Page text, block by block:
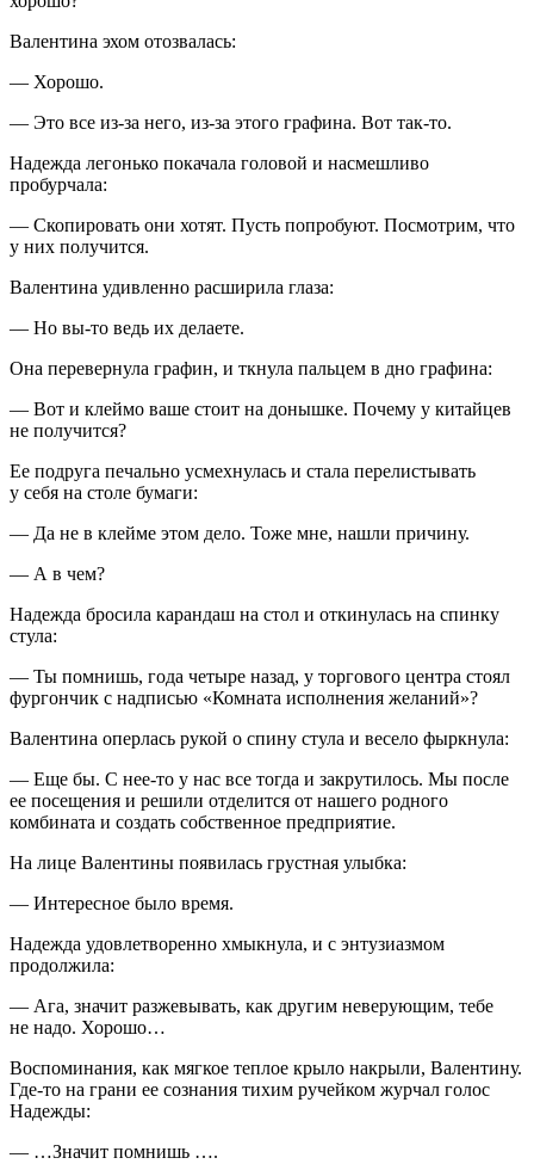
Валентина эхом отозвалась:
— Хорошо.
— Это все из-за него, из-за этого графина. Вот так-то.
Надежда легонько покачала головой и насмешливо
пробурчала:
— Скопировать они хотят. Пусть попробуют. Посмотрим, что
у них получится.
Валентина удивленно расширила глаза:
— Но вы-то ведь их делаете.
Она перевернула графин, и ткнула пальцем в дно графина:
— Вот и клеймо ваше стоит на донышке. Почему у китайцев
не получится?
Ее подруга печально усмехнулась и стала перелистывать
у себя на столе бумаги:
— Да не в клейме этом дело. Тоже мне, нашли причину.
— А в чем?
Надежда бросила карандаш на стол и откинулась на спинку
стула:
— Ты помнишь, года четыре назад, у торгового центра стоял
фургончик с надписью «Комната исполнения желаний»?
Валентина оперлась рукой о спину стула и весело фыркнула:
— Еще бы. С нее-то у нас все тогда и закрутилось. Мы после
ее посещения и решили отделится от нашего родного
комбината и создать собственное предприятие.
На лице Валентины появилась грустная улыбка:
— Интересное было время.
Надежда удовлетворенно хмыкнула, и с энтузиазмом
продолжила:
— Ага, значит разжевывать, как другим неверующим, тебе
не надо. Хорошо…
Воспоминания, как мягкое теплое крыло накрыли, Валентину.
Где-то на грани ее сознания тихим ручейком журчал голос
Надежды:
— …Значит помнишь ….